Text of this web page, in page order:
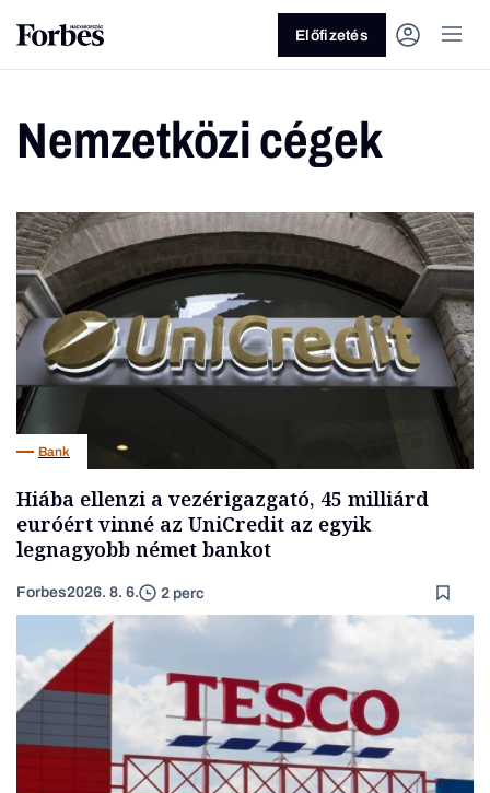
Vagy fedezze fel a következő
témákat
Üzlet Pénz Zöld Legyél jobb!
Előfizetés
Nemzetközi cégek
Bank
Hiába ellenzi a vezérigazgató, 45 milliárd
euróért vinné az UniCredit az egyik
legnagyobb német bankot
Forbes2026. 8. 6. 2 perc